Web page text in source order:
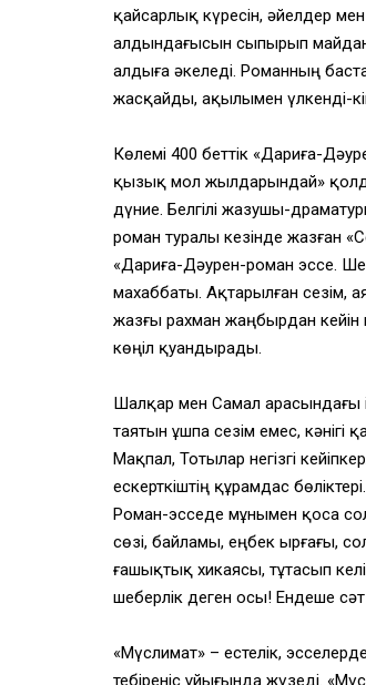
қайсарлық күресін, әйелдер
алдындағысын сыпырып
алдыға әкеледі. Романның
жасқайды, ақылымен үлкенді-
Көлемі 400 беттік «Дариға-
қызық мол жылдарындай»
дүние. Белгілі жазушы-
роман туралы кезінде жазған
«Дариға-Дәурен-роман эссе.
махаббаты. Ақтарылған сезім,
жазғы рахман жаңбырдан
көңіл қуандырады.
Шалқар мен Самал арасындағы
таятын ұшпа сезім емес, кәнігі
Мақпал, Тотылар негізгі
ескерткіштің құрамдас бөліктері.
Роман-эсседе мұнымен қоса
сөзі, байламы, еңбек ырғағы, сол
ғашықтық хикаясы, тұтасып
шеберлік деген осы! Ендеше
«Мүслимат» – естелік,
тебіреніс ұйығында жүзеді.